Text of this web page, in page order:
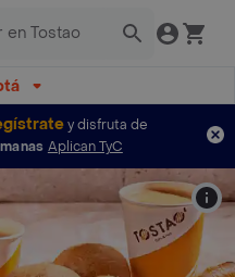
y disfruta de
Aplican TyC